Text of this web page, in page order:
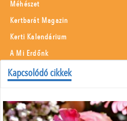
Kapcsolódó cikkek
Méhészet
Kertbarát Magazin
Kerti Kalendárium
A Mi Erdőnk
Borászati Füzetek
Menü